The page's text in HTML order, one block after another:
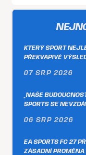
KTERÝ SPORT
PŘEKVAPIVÉ
07 SRP 2026
„NAŠE
SPORTS SE
06 SRP 2026
EA SPORTS FC 27
ZÁSADNÍ PROMĚNA